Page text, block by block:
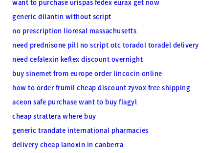
want to purchase urispas fedex eurax get now
generic dilantin without script
no prescription lioresal massachusetts
need prednisone pill no script otc toradol toradel delivery
need cefalexin keflex discount overnight
buy sinemet from europe order lincocin online
how to order frumil cheap discount zyvox free shipping
aceon safe purchase want to buy flagyl
cheap strattera where buy
generic trandate international pharmacies
delivery cheap lanoxin in canberra